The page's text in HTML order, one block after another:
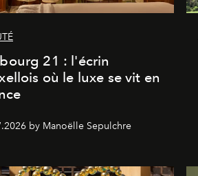
21 : l'écrin
où le luxe se vit en
by Manoëlle Sepulchre